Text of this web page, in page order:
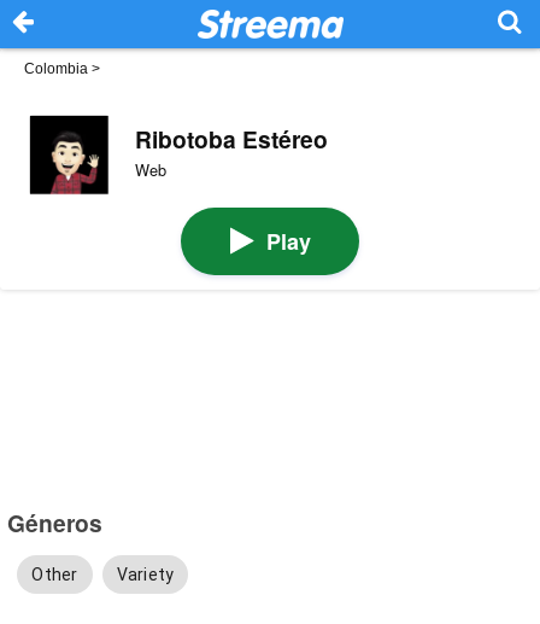
Colombia >
Ribotoba Estéreo
Web
Play
Géneros
Other Variety